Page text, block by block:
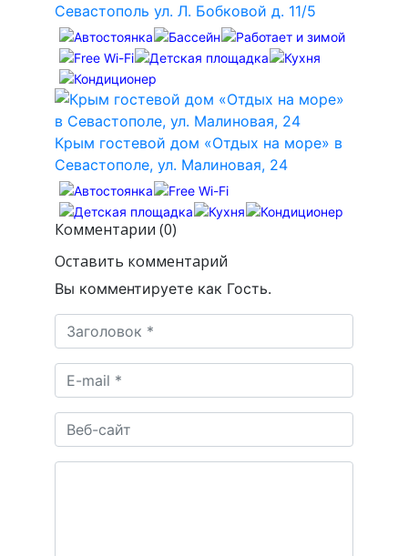
Севастополь ул. Л. Бобковой д. 11/5
Крым гостевой дом «Отдых на море» в
Севастополе, ул. Малиновая, 24
Комментарии (0)
Оставить комментарий
Вы комментируете как Гость.